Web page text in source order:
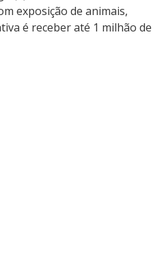
exposição de animais,
é receber até 1 milhão de